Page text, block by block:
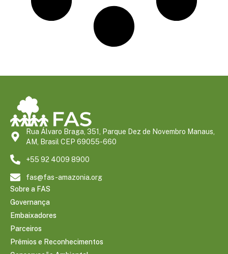
Rua Álvaro Braga, 351, Parque Dez de Novembro Manaus,
AM, Brasil CEP 69055-660
+55 92 4009 8900
fas@fas-amazonia.org
Sobre a FAS
Governança
Embaixadores
Parceiros
Prêmios e Reconhecimentos